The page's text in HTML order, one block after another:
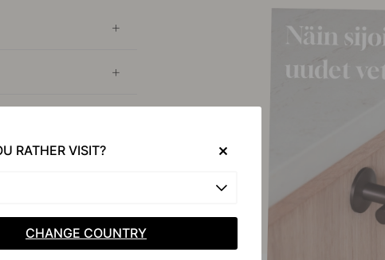
RATHER VISIT?
CHANGE COUNTRY